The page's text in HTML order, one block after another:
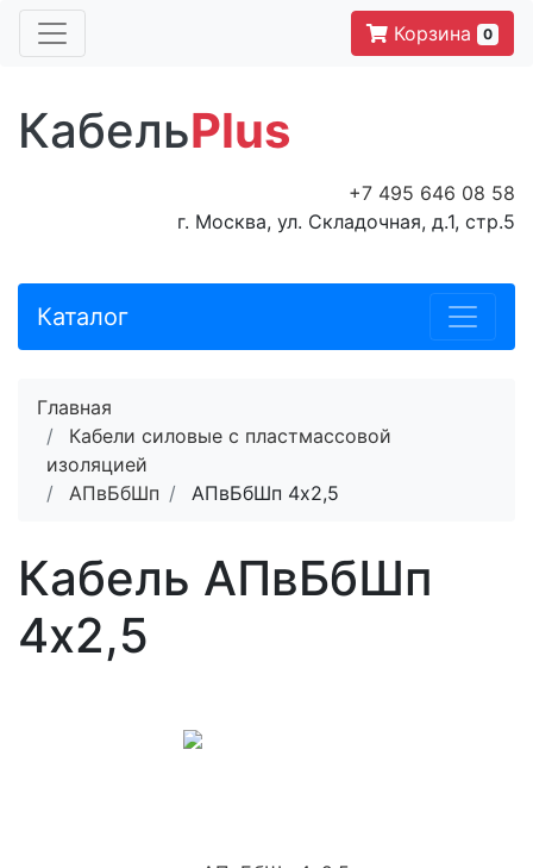
Корзина 0
КабельPlus
+7 495 646 08 58
г. Москва, ул. Складочная, д.1, стр.5
Каталог
Главная
Кабели силовые с пластмассовой
изоляцией
АПвБбШп
АПвБбШп 4x2,5
Кабель АПвБбШп
4x2,5